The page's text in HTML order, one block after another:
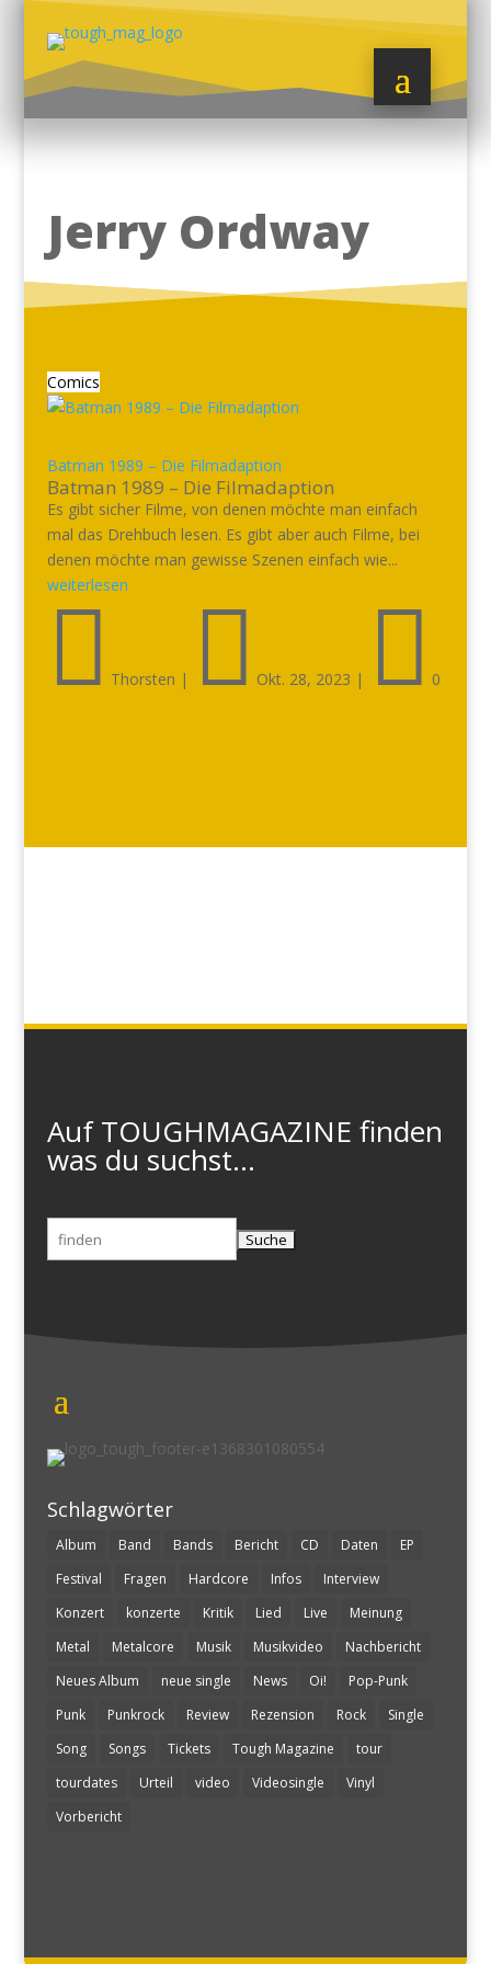
Jerry Ordway
Comics
Batman 1989 – Die Filmadaption
Batman 1989 – Die Filmadaption
Es gibt sicher Filme, von denen möchte man einfach
mal das Drehbuch lesen. Es gibt aber auch Filme, bei
denen möchte man gewisse Szenen einfach wie...
weiterlesen
 Thorsten |  Okt. 28, 2023 |  0
Auf TOUGHMAGAZINE finden
was du suchst...
Suchen
nach:
Schlagwörter
Album Band Bands Bericht CD Daten
EP
Festival
Fragen Hardcore Infos
Interview
Konzert
konzerte Kritik Lied Live
Meinung
Metal
Metalcore Musik Musikvideo
Nachbericht
Neues Album
neue single News Oi!
Pop-Punk
Punk
Punkrock Review Rezension Rock
Single
Song
Songs Tickets Tough Magazine
tour
tourdates
Urteil video Videosingle
Vinyl
Vorbericht